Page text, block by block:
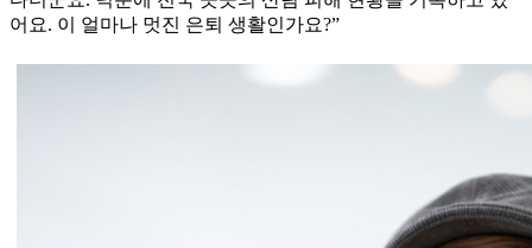
어요. 이 얼마나 멋진 은퇴 생활인가요?”